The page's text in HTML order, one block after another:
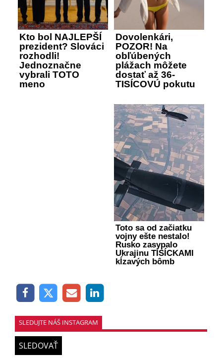
Kto bol NAJLEPŠÍ
prezident? Slováci
rozhodli!
Jednoznačne
vybrali TOTO
meno
Dovolenkári,
POZOR! Na
obľúbených
plážach môžete
dostať až 36-
TISÍCOVÚ pokutu
Toto sa od začiatku
vojny ešte nestalo!
Rusko zasypalo
Ukrajinu TISÍCKAMI
kĺzavých bômb
SLEDUJTE NÁŠ INSTAGRAM
SLEDOVAŤ